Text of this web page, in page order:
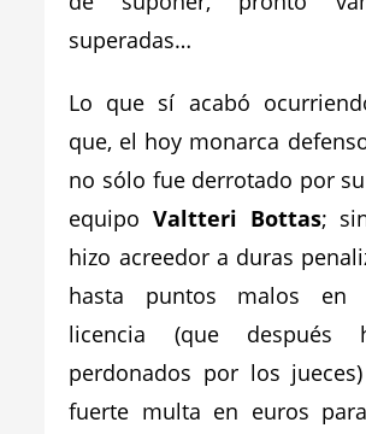
superadas…
Lo que sí acabó
que, el hoy monarca
no sólo fue derrotado por
equipoValtteri Bottas;
hizo acreedor a duras
hasta puntos malos en
licencia (que después
perdonados por los
fuerte multa en euros para